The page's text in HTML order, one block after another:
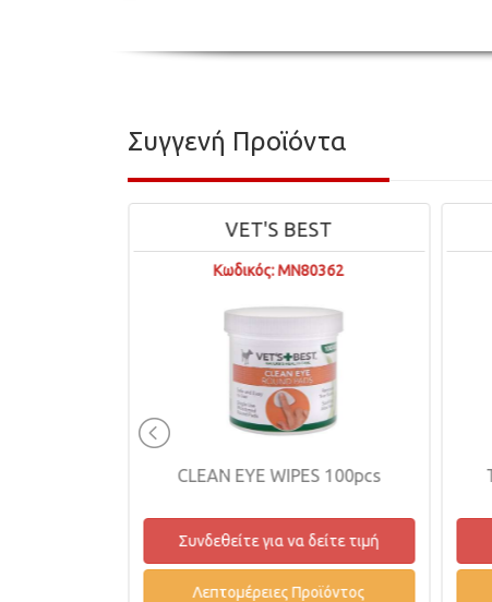
Συγγενή Προϊόντα
CLEAN EYE WIPES 100pcs
Συνδεθείτε για να δείτε τιμή
Λεπτομέρειες Προϊόντος
TRIPLE BERRY
Συνδεθείτε για να
Λεπτομέρειες